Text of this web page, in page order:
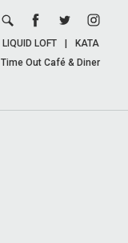
LIQUID LOFT
KATA
Time Out Café & Diner